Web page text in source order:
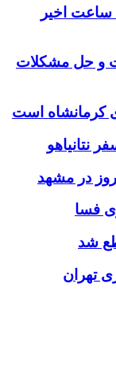
این سه نفر بد اخلاق‌ترین ایرانی‌های ۲۴ ساعت اخیر
و حل مشکلات
کرمانشاه است
نتانیاهو
در مشهد
شد
تهران